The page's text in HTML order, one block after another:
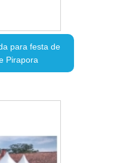
para festa de
Pirapora